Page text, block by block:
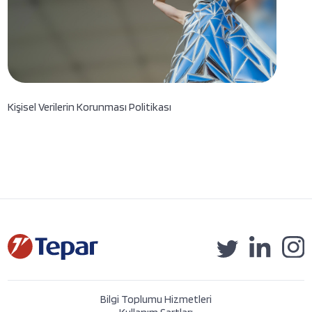
Kişisel Verilerin Korunması Politikası
Bilgi Toplumu Hizmetleri